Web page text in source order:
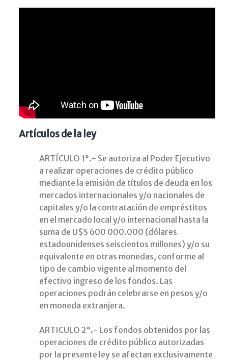
Artículos de la ley
ARTÍCULO 1°.- Se autoriza al Poder Ejecutivo
a realizar operaciones de crédito público
mediante la emisión de títulos de deuda en los
mercados internacionales y/o nacionales de
capitales y/o la contratación de empréstitos
en el mercado local y/o internacional hasta la
suma de U$S 600 000.000 (dólares
estadounidenses seiscientos millones) y/o su
equivalente en otras monedas, conforme al
tipo de cambio vigente al momento del
efectivo ingreso de los fondos. Las
operaciones podrán celebrarse en pesos y/o
en moneda extranjera.
ARTICULO 2°.- Los fondos obtenidos por las
operaciones de crédito público autorizadas
por la presente ley se afectan exclusivamente